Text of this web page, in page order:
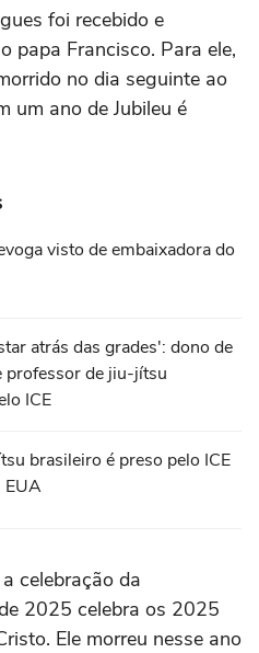
foi recebido e
papa Francisco. Para ele,
no dia seguinte ao
um ano de Jubileu é
visto de embaixadora do
atrás das grades': dono de
professor de jiu-jítsu
ICE
brasileiro é preso pelo ICE
EUA
celebração da
2025 celebra os 2025
Ele morreu nesse ano